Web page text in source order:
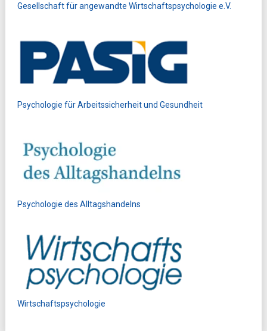
Gesellschaft für angewandte Wirtschaftspsychologie e.V.
Psychologie für Arbeitssicherheit und Gesundheit
Psychologie des Alltagshandelns
Wirtschaftspsychologie